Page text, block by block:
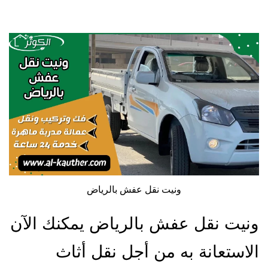
ونيت نقل عفش بالرياض
ونيت نقل عفش بالرياض يمكنك الآن
الاستعانة به من أجل نقل أثاث